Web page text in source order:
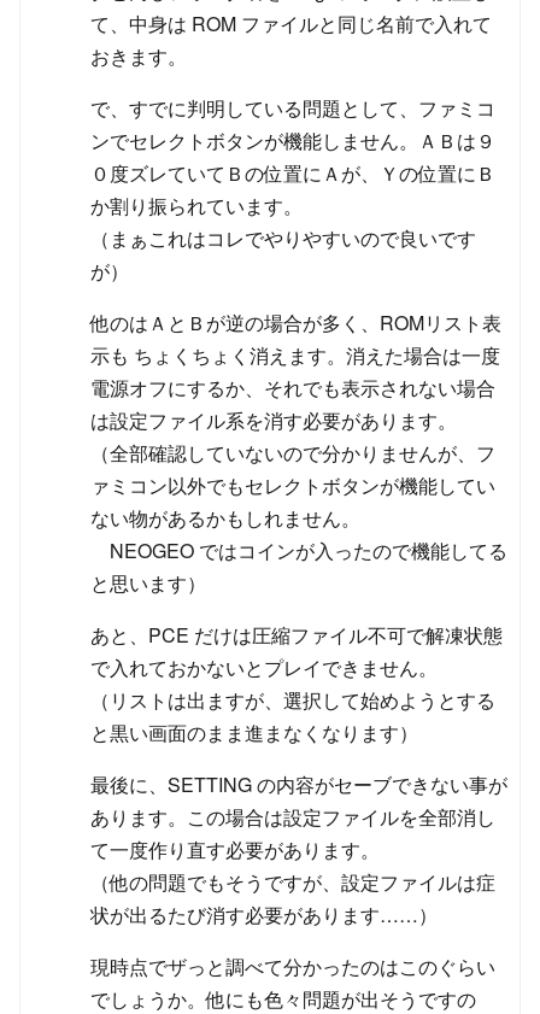
て、中身は ROM ファイルと同じ名前で入れて
おきます。
で、すでに判明している問題として、ファミコ
ンでセレクトボタンが機能しません。ＡＢは９
０度ズレていてＢの位置にＡが、Ｙの位置にＢ
か割り振られています。
（まぁこれはコレでやりやすいので良いです
が）
他のはＡとＢが逆の場合が多く、ROMリスト表
示も ちょくちょく消えます。消えた場合は一度
電源オフにするか、それでも表示されない場合
は設定ファイル系を消す必要があります。
（全部確認していないので分かりませんが、フ
ァミコン以外でもセレクトボタンが機能してい
ない物があるかもしれません。
NEOGEO ではコインが入ったので機能してる
と思います）
あと、PCE だけは圧縮ファイル不可で解凍状態
で入れておかないとプレイできません。
（リストは出ますが、選択して始めようとする
と黒い画面のまま進まなくなります）
最後に、SETTING の内容がセーブできない事が
あります。この場合は設定ファイルを全部消し
て一度作り直す必要があります。
（他の問題でもそうですが、設定ファイルは症
状が出るたび消す必要があります……）
現時点でザっと調べて分かったのはこのぐらい
でしょうか。他にも色々問題が出そうですの